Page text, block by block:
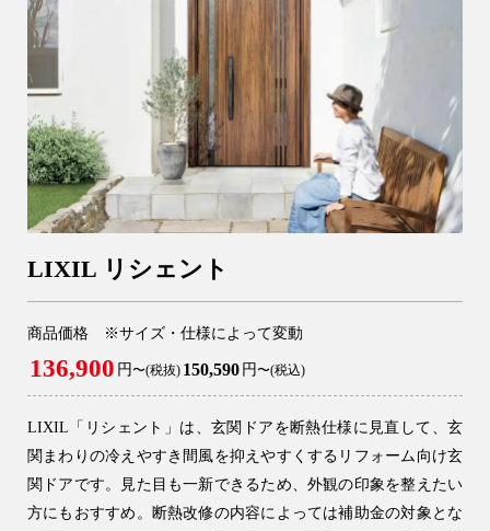
LIXIL リシェント
商品価格 ※サイズ・仕様によって変動
136,900 円〜(税抜) 150,590 円〜(税込)
LIXIL「リシェント」は、玄関ドアを断熱仕様に見直して、玄
関まわりの冷えやすき間風を抑えやすくするリフォーム向け玄
関ドアです。見た目も一新できるため、外観の印象を整えたい
方にもおすすめ。断熱改修の内容によっては補助金の対象とな
0120-37-7611
アフターメンテナンス
04-2950-7171
事業用
04-2968-5522